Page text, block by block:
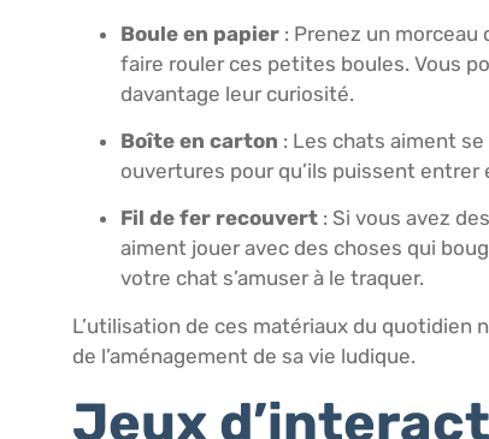
Boule en papier : Prenez un
faire rouler ces petites boules. Vous
davantage leur curiosité.
Boîte en carton : Les chats aiment
ouvertures pour qu’ils puissent
Fil de fer recouvert : Si vous avez
aiment jouer avec des choses qui
votre chat s’amuser à le traquer.
L’utilisation de ces matériaux du quotidien
de l’aménagement de sa vie ludique.
Jeux